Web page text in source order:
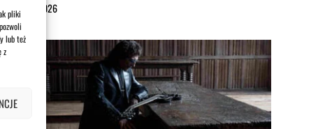
pliki
lub też
z
1 sierpnia 2026